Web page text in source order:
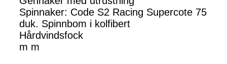
Spinnaker: Code S2 Racing Supercote 75
duk. Spinnbom i kolfibert
Hårdvindsfock
m m